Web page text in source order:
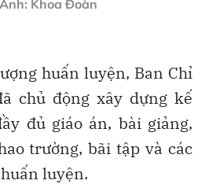
Ảnh: Khoa Đoàn
huấn luyện, Ban Chỉ
chủ động xây dựng kế
đủ giáo án, bài giảng,
trường, bãi tập và các
luyện.